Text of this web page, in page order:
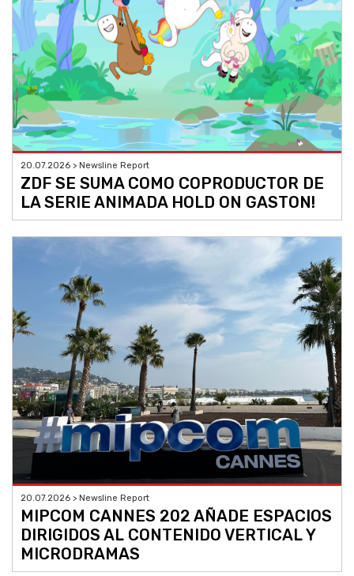
20.07.2026 > Newsline Report
ZDF SE SUMA COMO COPRODUCTOR DE
LA SERIE ANIMADA HOLD ON GASTON!
20.07.2026 > Newsline Report
MIPCOM CANNES 202 AÑADE ESPACIOS
DIRIGIDOS AL CONTENIDO VERTICAL Y
MICRODRAMAS